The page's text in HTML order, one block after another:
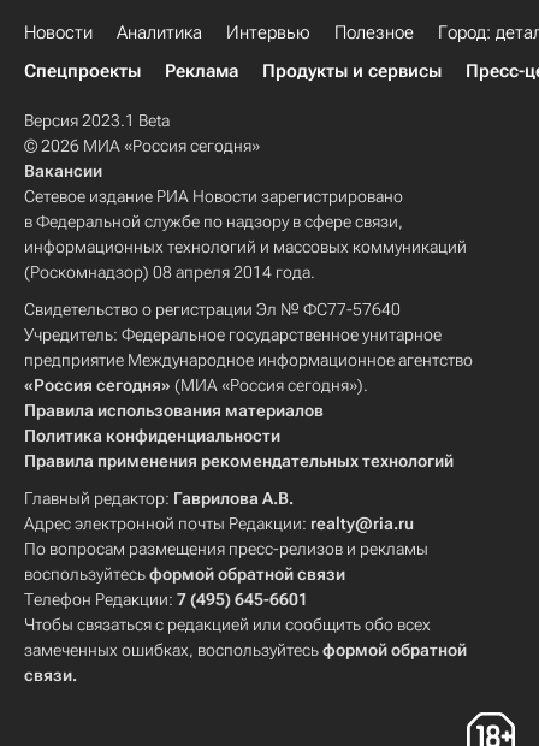
Новости Аналитика Интервью Полезное
Город:
Спецпроекты
Реклама Продукты и сервисы Пресс-
Версия 2023.1 Beta
© 2026 МИА «Россия сегодня»
Вакансии
Сетевое издание РИА Новости зарегистрировано
в Федеральной службе по надзору в сфере связи,
информационных технологий и массовых коммуникаций
(Роскомнадзор) 08 апреля 2014 года.
Свидетельство о регистрации Эл № ФС77-57640
Учредитель: Федеральное государственное унитарное
предприятие Международное информационное агентство
«Россия сегодня» (МИА «Россия сегодня»).
Правила использования материалов
Политика конфиденциальности
Правила применения рекомендательных технологий
Главный редактор: Гаврилова А.В.
Адрес электронной почты Редакции: realty@ria.ru
По вопросам размещения пресс-релизов и рекламы
воспользуйтесьформой обратной связи
Телефон Редакции: 7 (495) 645-6601
Чтобы связаться с редакцией или сообщить обо всех
замеченных ошибках, воспользуйтесьформой обратной
связи.